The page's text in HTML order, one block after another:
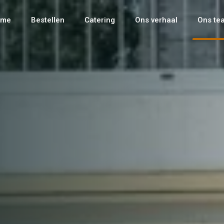
Bestellen Catering Ons verhaal Ons